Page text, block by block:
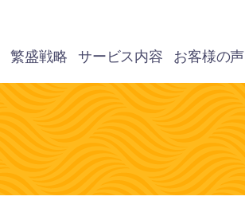
繁盛戦略 サービス内容 お客様の声